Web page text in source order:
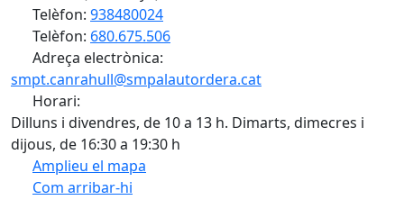
Telèfon: 938480024
Telèfon: 680.675.506
Adreça electrònica:
smpt.canrahull@smpalautordera.cat
Horari:
Dilluns i divendres, de 10 a 13 h. Dimarts, dimecres i
dijous, de 16:30 a 19:30 h
Amplieu el mapa
Com arribar-hi